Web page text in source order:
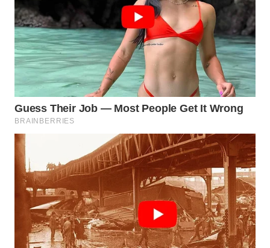
TAPANULI
SELATAN
WN
TANJUNG
LESUNG
WN
KARO
SIMALUNGUN
WN
LABUHANBATU
WN